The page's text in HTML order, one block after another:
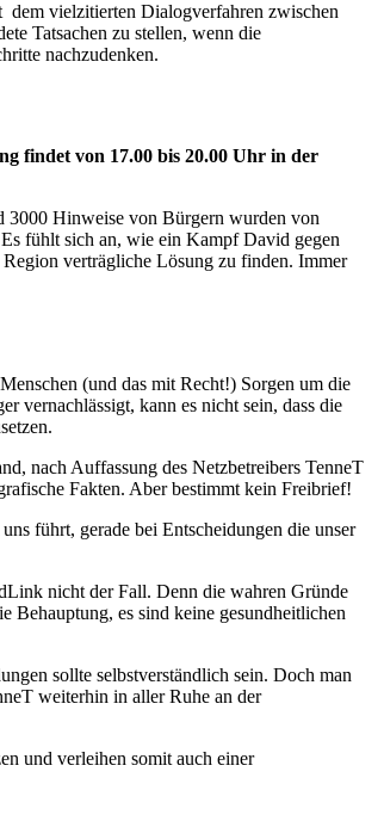
dem vielzitierten Dialogverfahren zwischen
Tatsachen zu stellen, wenn die
nachzudenken.
findet von 17.00 bis 20.00 Uhr in der
3000 Hinweise von Bürgern wurden von
fühlt sich an, wie ein Kampf David gegen
verträgliche Lösung zu finden. Immer
(und das mit Recht!) Sorgen um die
vernachlässigt, kann es nicht sein, dass die
nach Auffassung des Netzbetreibers TenneT
Fakten. Aber bestimmt kein Freibrief!
führt, gerade bei Entscheidungen die unser
nicht der Fall. Denn die wahren Gründe
Behauptung, es sind keine gesundheitlichen
sollte selbstverständlich sein. Doch man
weiterhin in aller Ruhe an der
und verleihen somit auch einer